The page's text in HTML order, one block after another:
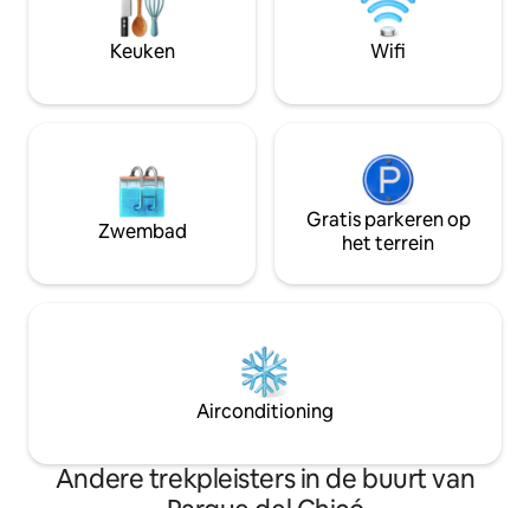
met restaurants en plezier Het gehele
appartement is voor gebruik door de
appartement ligt op slechts een paar
is een rustige oase die wordt verleid
door een enorm cultureel en
vrijetijdsaanbod. In de zevende race
zijn de stadsbusstations In het hele
gebied is het gemakkelijk en veilig om te
fietsen , de SITP-app te verlagen en de
Gebouw met 24/
coworkingruimte
beschikbaar
Keuken Wifi
Zwembad
Gratis parkeren op
het terrein
Airconditioning
Andere trekpleisters in de buurt van